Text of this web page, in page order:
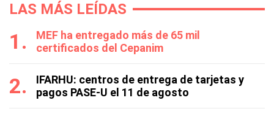
LAS MÁS LEÍDAS
MEF ha entregado más de 65 mil
certificados del Cepanim
IFARHU: centros de entrega de tarjetas y
pagos PASE-U el 11 de agosto